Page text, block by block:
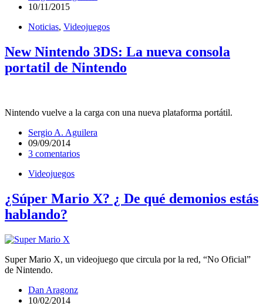
10/11/2015
Noticias, Videojuegos
New Nintendo 3DS: La nueva consola
portatil de Nintendo
Nintendo vuelve a la carga con una nueva plataforma portátil.
Sergio A. Aguilera
09/09/2014
3 comentarios
Videojuegos
¿Súper Mario X? ¿ De qué demonios estás
hablando?
Super Mario X, un videojuego que circula por la red, “No Oficial”
de Nintendo.
Dan Aragonz
10/02/2014